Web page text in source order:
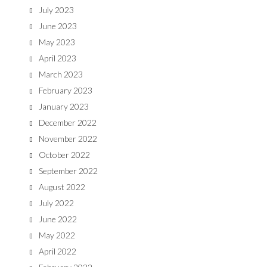
July 2023
June 2023
May 2023
April 2023
March 2023
February 2023
January 2023
December 2022
November 2022
October 2022
September 2022
August 2022
July 2022
June 2022
May 2022
April 2022